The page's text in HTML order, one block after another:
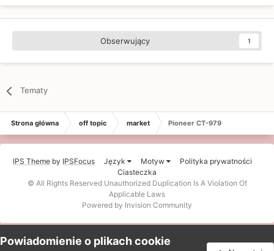
Obserwujący 1
Tematy
Strona główna off topic market Pioneer CT-979
IPS Theme by IPSFocus Język Motyw
Polityka prywatności
Ciasteczka
© All Rights Reserved Unauthorized Duplication Is A Violation Of
Applicable Laws
Powered by Invision Community
Powiadomienie o plikach cookie